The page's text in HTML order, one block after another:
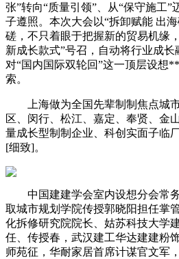
张”转向“质量引领”、从“保守施工”
子遵照。本次大会以“拆卸赋能 出
磋，不只着眼于把握新的贸易机缘
新成长款式”号召，自动将行业成
对“国内国际双轮回”这一顶层设想
索。
上海做为全国先辈制制焦点城市
区、闵行、松江、嘉定、奉贤、金
量成长型制制企业、科创实面子临
[细致]。
中国建建学会室内设想分会常务
取城市规划学院传授郭晓阳担任掌
化拆修研究院院长、姑苏科技大学
任、传授春，武汉建工华达建建粉
师苑征，华耐家居首席计谋官文军